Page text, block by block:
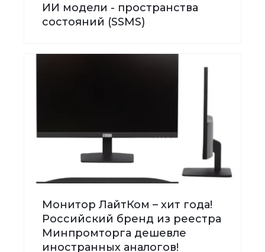
ИИ модели - пространства
состояний (SSMS)
Монитор ЛайтКом – хит года!
Российский бренд из реестра
Минпромторга дешевле
иностранных аналогов!